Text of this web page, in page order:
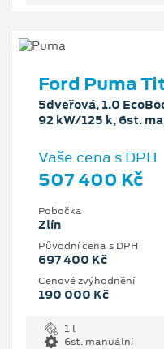
Ford Puma
5dveřová, 1.0
92 kW/125 k, 6st.
Vaše cena s DPH
507 400 Kč
Pobočka
Zlín
Původní cena s DPH
697 400 Kč
Cenové zvýhodnění
190 000 Kč
1 l
6st. manuální